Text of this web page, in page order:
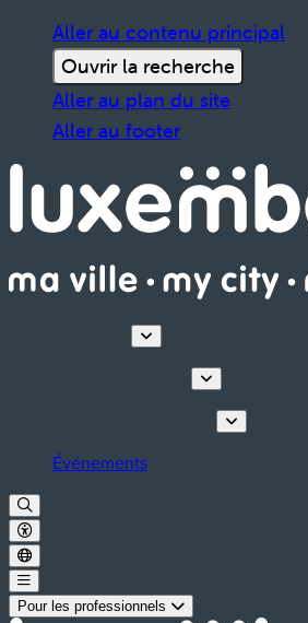
Aller au contenu principal
Ouvrir la recherche
Aller au plan du site
Aller au footer
Événements
Pour les professionnels